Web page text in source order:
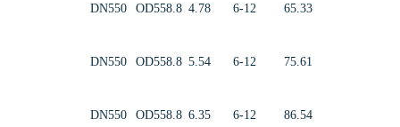
DN550 OD558.8 4.78 6-12 65.33
DN550 OD558.8 5.54 6-12 75.61
DN550 OD558.8 6.35 6-12 86.54